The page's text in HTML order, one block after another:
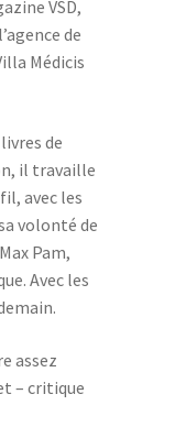
VSD,
de
Médicis
de
il travaille
avec les
volonté de
Pam,
Avec les
assez
– critique